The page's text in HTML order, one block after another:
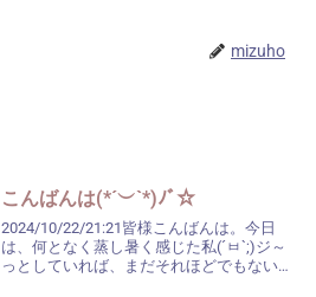
mizuho
こんばんは(*´︶`*)ﾉﾞ☆
2024/10/22/21:21皆様こんばんは。今日
は、何となく蒸し暑く感じた私(´ㅂ`;)ジ～
っとしていれば、まだそれほどでもない